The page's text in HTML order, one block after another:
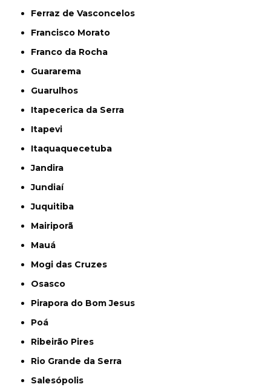
Ferraz de Vasconcelos
Francisco Morato
Franco da Rocha
Guararema
Guarulhos
Itapecerica da Serra
Itapevi
Itaquaquecetuba
Jandira
Jundiaí
Juquitiba
Mairiporã
Mauá
Mogi das Cruzes
Osasco
Pirapora do Bom Jesus
Poá
Ribeirão Pires
Rio Grande da Serra
Salesópolis